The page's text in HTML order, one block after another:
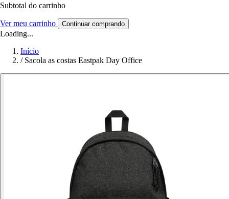
Subtotal do carrinho
Ver meu carrinho Continuar comprando
Loading...
Início
/ Sacola as costas Eastpak Day Office